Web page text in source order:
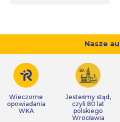
Nasze
Wieczorne
opowiadania
WKA
Jesteśmy stąd,
czyli 80 lat
polskiego
Wrocławia